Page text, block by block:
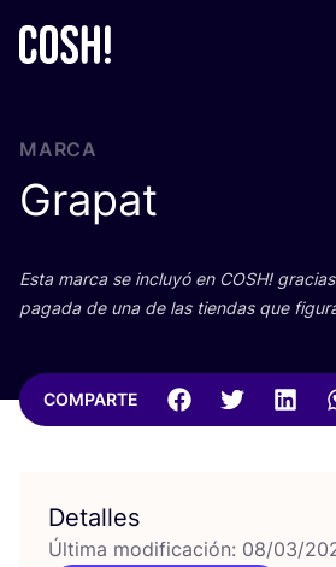
MARCA
Grapat
Esta mar­ca se inclu­yó en COSH!
paga­da de una de las tien­das que
COMPARTE
Detalles
Última modificación: 08/03/